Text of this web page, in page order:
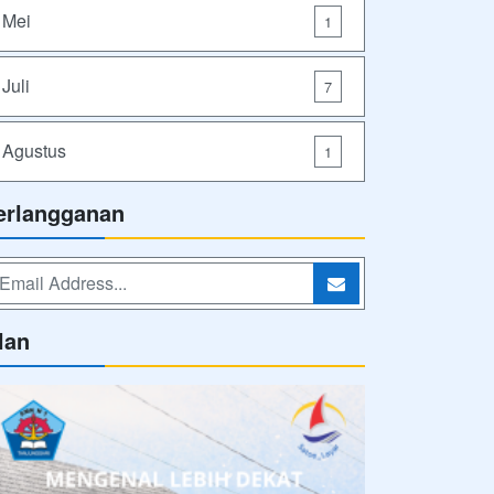
Mei 1
Juli 7
Agustus 1